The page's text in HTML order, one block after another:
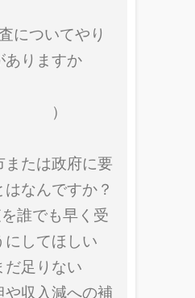
についてやり
ありますか
または政府に要
なんですか？
誰でも早く受
にしてほしい
足りない
収入減への補